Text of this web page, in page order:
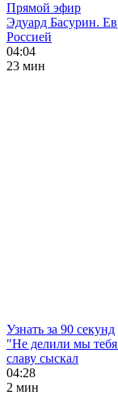
Прямой эфир
Эдуард Басурин.
Россией
04:04
23 мин
Узнать за 90 секунд
"Не делили мы
славу сыскал
04:28
2 мин